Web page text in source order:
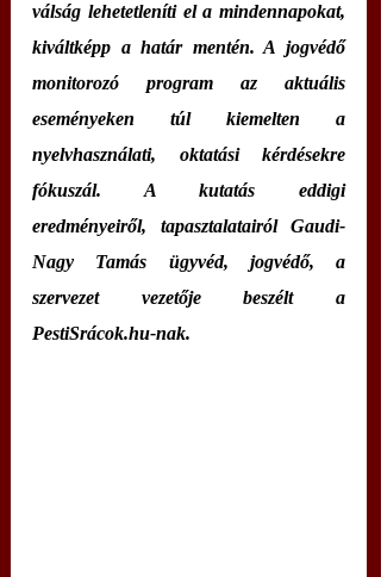
válság lehetetleníti el a mindennapokat,
kiváltképp a határ mentén. A jogvédő
monitorozó program az aktuális
eseményeken túl kiemelten a
nyelvhasználati, oktatási kérdésekre
fókuszál. A kutatás eddigi
eredményeiről, tapasztalatairól Gaudi-
Nagy Tamás ügyvéd, jogvédő, a
szervezet vezetője beszélt a
PestiSrácok.hu-nak.